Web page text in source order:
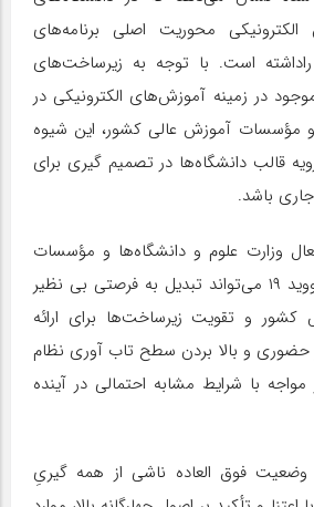
محوریت اصلی برنامه‌های
است. با توجه به زیرساخت‌های
در زمینه آموزش‌های الکترونیکی در
و مؤسسات آموزش عالی کشور، این شیوه
قالب دانشگاه‌ها در تصمیم گیری برای
باشد.
وزارت علوم و دانشگاه‌ها و مؤسسات
آموزش عالی، تهدید کووید ۱۹ می‌تواند تبدیل به فرصتی بی نظیر
و تقویت زیرساخت‌ها برای ارائه
و بالا بردن سطح تاب آوری نظام
با شرایط مشابه احتمالی در آینده
وضعیت فوق العاده ناشی از همه گیریِ